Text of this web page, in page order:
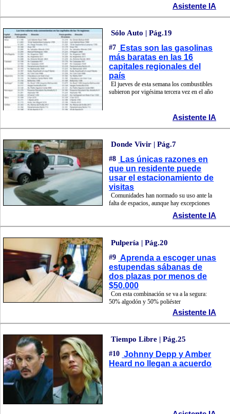
Asistente IA
Sólo Auto | Pág.19
#7
Estas son las gasolinas
más baratas en las 16
capitales regionales del
país
El jueves de esta semana los combustibles
subieron por vigésima tercera vez en el año
Asistente IA
Donde Vivir | Pág.7
#8
Las únicas razones en
que un residente puede
usar el estacionamiento de
visitas
Comunidades han normado su uso ante la
falta de espacios, aunque hay excepciones
Asistente IA
Pulpería | Pág.20
#9 Aprenda a escoger unas
estupendas sábanas de
dos plazas por menos de
$50.000
Con esta combinación se va a la segura:
50% algodón y 50% poliéster
Asistente IA
Tiempo Libre | Pág.25
#10 Johnny Depp y Amber
Heard no llegan a acuerdo